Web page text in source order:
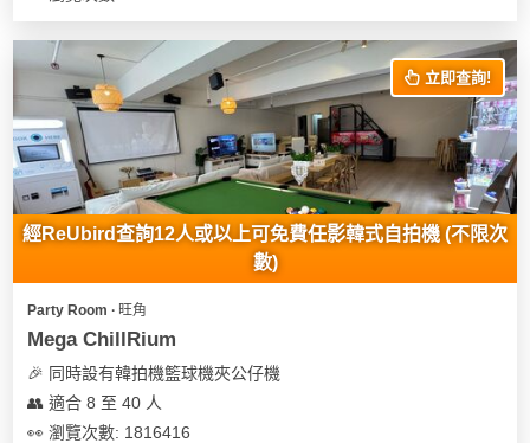
立即查詢!
經ReUbird查詢12人或以上可免費任影韓式自拍機 (不限次
數)
Party Room ∙ 旺角
Mega ChillRium
🎉 同時設有韓拍機籃球機夾公仔機
👥 適合 8 至 40 人
👀 瀏覽次數: 1816416